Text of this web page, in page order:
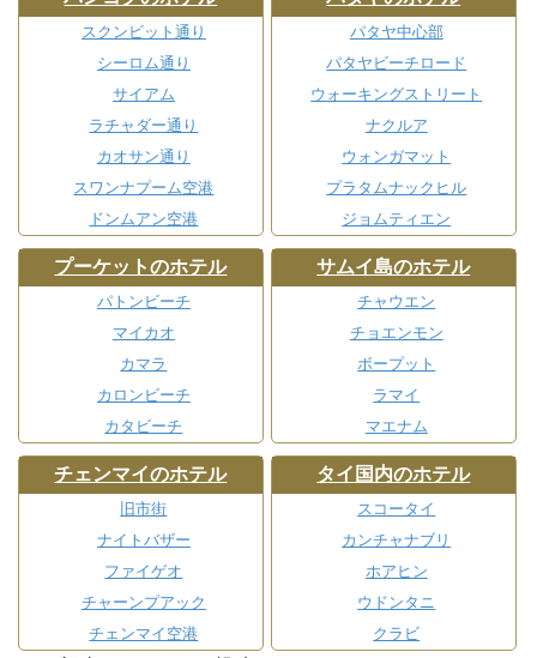
スクンビット通り
シーロム通り
サイアム
ラチャダー通り
カオサン通り
スワンナプーム空港
ドンムアン空港
パタヤ中心部
パタヤビーチロード
ウォーキングストリート
ナクルア
ウォンガマット
プラタムナックヒル
ジョムティエン
プーケットのホテル
パトンビーチ
マイカオ
カマラ
カロンビーチ
カタビーチ
サムイ島のホテル
チャウエン
チョエンモン
ボープット
ラマイ
マエナム
チェンマイのホテル
旧市街
ナイトバザー
ファイゲオ
チャーンプアック
チェンマイ空港
タイ国内のホテル
スコータイ
カンチャナブリ
ホアヒン
ウドンタニ
クラビ